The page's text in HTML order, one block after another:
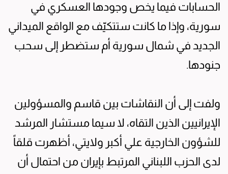
الحسابات فيما يخص وجودها العسكري في
سورية، وإذا ما كانت ستتكيّف مع الواقع الميداني
الجديد في شمال سورية أم ستضطر إلى سحب
جنودها.
ولفت إلى أن النقاشات بين قاسم والمسؤولين
الإيرانيين الذين التقاه، لا سيما مستشار المرشد
للشؤون الخارجية علي أكبر ولايتي، أظهرت قلقاً
لدى الحزب اللبناني المرتبط بإيران من احتمال أن